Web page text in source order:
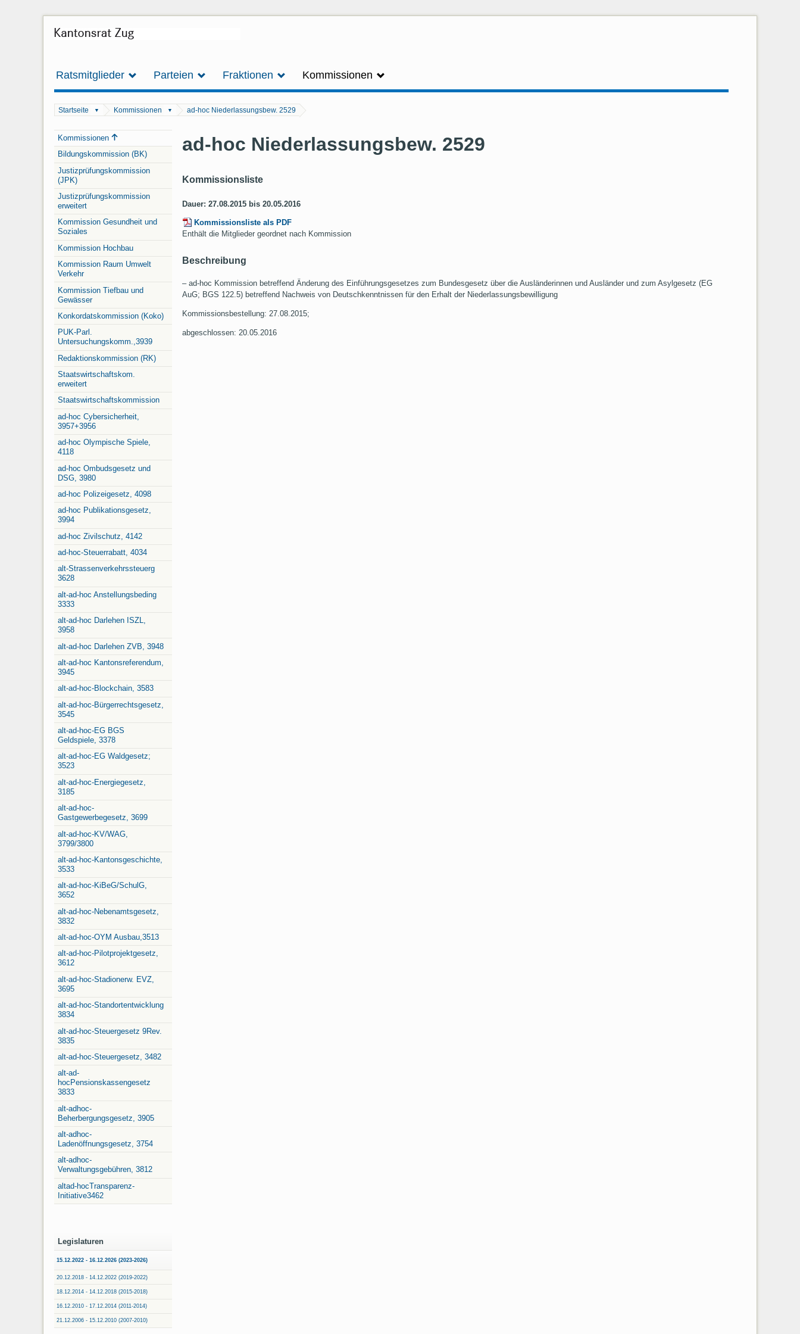
Ratsmitglieder Parteien Fraktionen Kommissionen
Startseite ▼ Kommissionen ▼ ad-hoc Niederlassungsbew. 2529
Navigation
Kommissionen
Bildungskommission (BK)
Justizprüfungskommission
(JPK)
Justizprüfungskommission
erweitert
Kommission Gesundheit und
Soziales
Kommission Hochbau
Kommission Raum Umwelt
Verkehr
Kommission Tiefbau und
Gewässer
Konkordatskommission (Koko)
PUK-Parl.
Untersuchungskomm.,3939
Redaktionskommission (RK)
Staatswirtschaftskom.
erweitert
Staatswirtschaftskommission
ad-hoc Cybersicherheit,
3957+3956
ad-hoc Olympische Spiele,
4118
ad-hoc Ombudsgesetz und
DSG, 3980
ad-hoc Polizeigesetz, 4098
ad-hoc Publikationsgesetz,
3994
ad-hoc Zivilschutz, 4142
ad-hoc-Steuerrabatt, 4034
alt-Strassenverkehrssteuerg
3628
alt-ad-hoc Anstellungsbeding
3333
alt-ad-hoc Darlehen ISZL,
3958
alt-ad-hoc Darlehen ZVB, 3948
alt-ad-hoc Kantonsreferendum,
3945
alt-ad-hoc-Blockchain, 3583
alt-ad-hoc-Bürgerrechtsgesetz,
3545
alt-ad-hoc-EG BGS
Geldspiele, 3378
alt-ad-hoc-EG Waldgesetz;
3523
alt-ad-hoc-Energiegesetz,
3185
alt-ad-hoc-
Gastgewerbegesetz, 3699
alt-ad-hoc-KV/WAG,
3799/3800
alt-ad-hoc-Kantonsgeschichte,
3533
alt-ad-hoc-KiBeG/SchulG,
3652
alt-ad-hoc-Nebenamtsgesetz,
3832
alt-ad-hoc-OYM Ausbau,3513
alt-ad-hoc-Pilotprojektgesetz,
3612
alt-ad-hoc-Stadionerw. EVZ,
3695
alt-ad-hoc-Standortentwicklung
3834
alt-ad-hoc-Steuergesetz 9Rev.
3835
alt-ad-hoc-Steuergesetz, 3482
alt-ad-
hocPensionskassengesetz
3833
alt-adhoc-
Beherbergungsgesetz, 3905
alt-adhoc-
Ladenöffnungsgesetz, 3754
alt-adhoc-
Verwaltungsgebühren, 3812
altad-hocTransparenz-
Initiative3462
Legislaturen
15.12.2022 - 16.12.2026 (2023-2026)
20.12.2018 - 14.12.2022 (2019-2022)
18.12.2014 - 14.12.2018 (2015-2018)
16.12.2010 - 17.12.2014 (2011-2014)
21.12.2006 - 15.12.2010 (2007-2010)
ad-hoc Niederlassungsbew. 2529
Kommissionsliste
Dauer: 27.08.2015 bis 20.05.2016
Kommissionsliste als PDF
Enthält die Mitglieder geordnet nach Kommission
Beschreibung
– ad-hoc Kommission betreffend Änderung des Einführungsgesetzes zum Bundesgesetz über die Ausländerinnen und Ausländer und zum Asylgesetz (EG
AuG; BGS 122.5) betreffend Nachweis von Deutschkenntnissen für den Erhalt der Niederlassungsbewilligung
Kommissionsbestellung: 27.08.2015;
abgeschlossen: 20.05.2016